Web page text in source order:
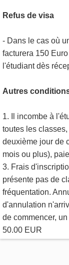
Refus de visa
- Dans le cas où
facturera 150
l'étudiant dès
Autres
1. Il incombe à
toutes les
deuxième jour de
mois ou plus),
3. Frais
présente pas de
fréquentation.
d'annulation
de commencer,
50.00 EUR